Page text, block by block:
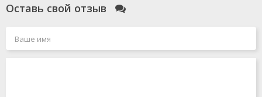
Оставь свой отзыв